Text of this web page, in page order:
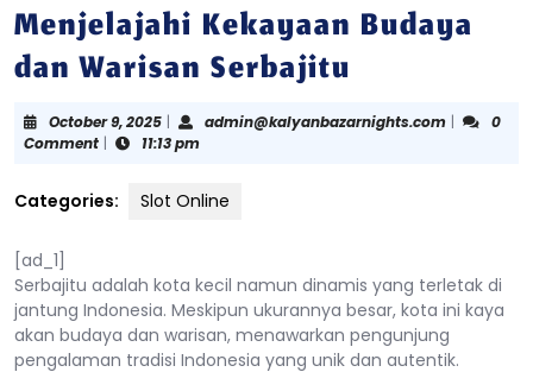
Menjelajahi Kekayaan Budaya
dan Warisan Serbajitu
October 9, 2025October
9,
| admin@kalyanbazarnights.com |
0
Comment | 11:13 pm
Categories: Slot Online
[ad_1]
Serbajitu adalah kota kecil namun dinamis yang terletak di
jantung Indonesia. Meskipun ukurannya besar, kota ini kaya
akan budaya dan warisan, menawarkan pengunjung
pengalaman tradisi Indonesia yang unik dan autentik.